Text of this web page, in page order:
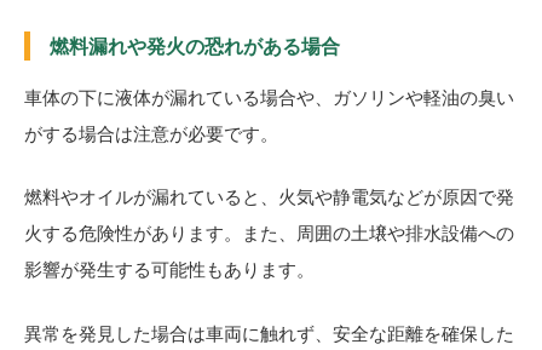
燃料漏れや発火の恐れがある場合
車体の下に液体が漏れている場合や、ガソリンや軽油の臭い
がする場合は注意が必要です。
燃料やオイルが漏れていると、火気や静電気などが原因で発
火する危険性があります。また、周囲の土壌や排水設備への
影響が発生する可能性もあります。
異常を発見した場合は車両に触れず、安全な距離を確保した